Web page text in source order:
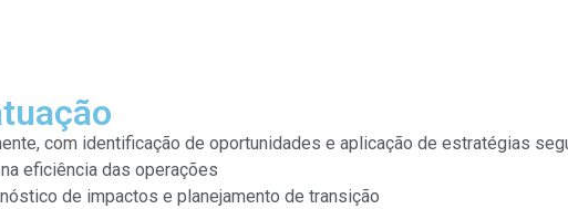
com identificação de oportunidades e aplicação de estratégias
eficiência das operações
de impactos e planejamento de transição